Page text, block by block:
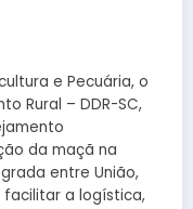
e Pecuária, o
Rural – DDR-SC,
da maçã na
entre União,
facilitar a logística,